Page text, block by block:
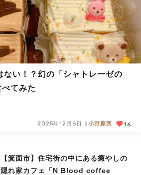
ない！？幻の「シャトレーゼの
てみた
2025年12月6日 小野原西 16
【箕面市】住宅街の中にある癒やしの
隠れ家カフェ「N Blood coffee